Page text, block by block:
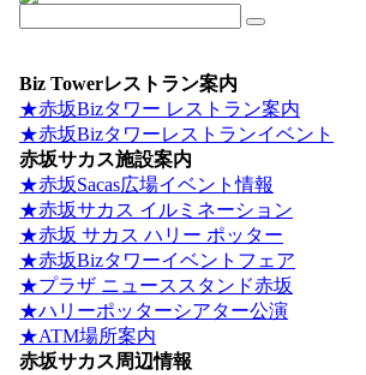
Biz Towerレストラン案内
★赤坂Bizタワー レストラン案内
★赤坂Bizタワーレストランイベント
赤坂サカス施設案内
★赤坂Sacas広場イベント情報
★赤坂サカス イルミネーション
★赤坂 サカス ハリー ポッター
★赤坂Bizタワーイベントフェア
★プラザ ニューススタンド赤坂
★ハリーポッターシアター公演
★ATM場所案内
赤坂サカス周辺情報